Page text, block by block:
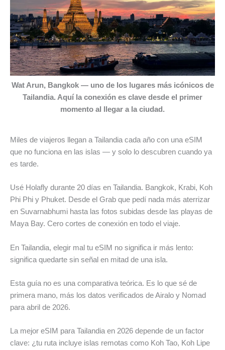
Wat Arun, Bangkok — uno de los lugares más icónicos de
Tailandia. Aquí la conexión es clave desde el primer
momento al llegar a la ciudad.
Miles de viajeros llegan a Tailandia cada año con una eSIM
que no funciona en las islas — y solo lo descubren cuando ya
es tarde.
Usé Holafly durante 20 días en Tailandia. Bangkok, Krabi, Koh
Phi Phi y Phuket. Desde el Grab que pedí nada más aterrizar
en Suvarnabhumi hasta las fotos subidas desde las playas de
Maya Bay. Cero cortes de conexión en todo el viaje.
En Tailandia, elegir mal tu eSIM no significa ir más lento:
significa quedarte sin señal en mitad de una isla.
Esta guía no es una comparativa teórica. Es lo que sé de
primera mano, más los datos verificados de Airalo y Nomad
para abril de 2026.
La mejor eSIM para Tailandia en 2026 depende de un factor
clave: ¿tu ruta incluye islas remotas como Koh Tao, Koh Lipe